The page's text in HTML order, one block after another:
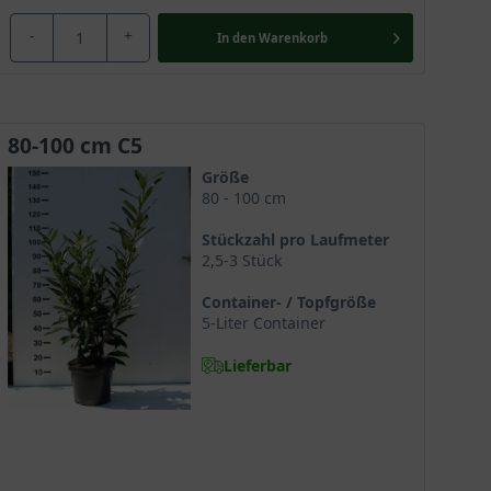
Generell liegt die Pflanzzeit jedoch im
auf eine gute Bewässerung des
Sommer noch warm ist und somit optimale
dessen regelmäßig, bestenfalls zweimal jährlich,
(Ende Juni). Dabei sollten Sie von einer
zu unsauberen Schnitten und können die
- + In den Warenkorb
80-100 cm C5
Größe
80 - 100 cm
Stückzahl pro Laufmeter
2,5-3 Stück
Container- / Topfgröße
5-Liter Container
Lieferbar